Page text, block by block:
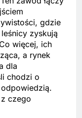
gdzie
zyskują
więcej, ich
a rynek
dla
chodzi o
czego